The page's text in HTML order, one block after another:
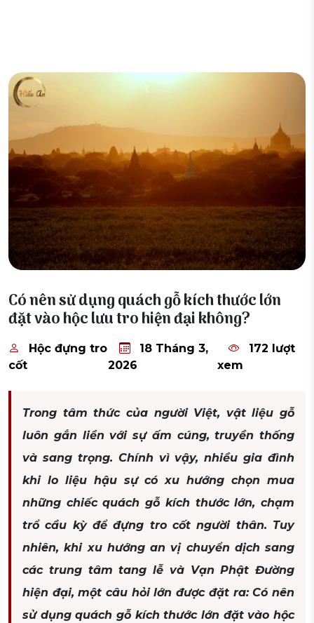
Có nên sử dụng quách gỗ kích thước lớn
đặt vào hộc lưu tro hiện đại không?
Hộc đựng tro
cốt
18 Tháng 3,
2026
172 lượt
xem
Trong tâm thức của người Việt, vật liệu gỗ
luôn gắn liền với sự ấm cúng, truyền thống
và sang trọng. Chính vì vậy, nhiều gia đình
khi lo liệu hậu sự có xu hướng chọn mua
những chiếc quách gỗ kích thước lớn, chạm
trổ cầu kỳ để đựng tro cốt người thân. Tuy
nhiên, khi xu hướng an vị chuyển dịch sang
các trung tâm tang lễ và Vạn Phật Đường
hiện đại, một câu hỏi lớn được đặt ra: Có nên
sử dụng quách gỗ kích thước lớn đặt vào hộc